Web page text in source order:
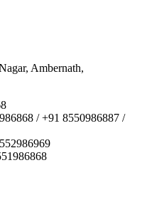
Ambernath,
/ +91 8550986887 /